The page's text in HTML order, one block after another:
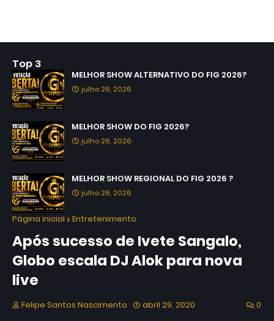
Top 3
MELHOR SHOW ALTERNATIVO DO FIG 2026?
julho 26, 2026
MELHOR SHOW DO FIG 2026?
julho 26, 2026
MELHOR SHOW REGIONAL DO FIG 2026 ?
julho 26, 2026
Página inicial Entretenimento
Após sucesso de Ivete Sangalo,
Globo escala DJ Alok para nova
live
Felipe Santos Nascimento abril 29, 2020 0